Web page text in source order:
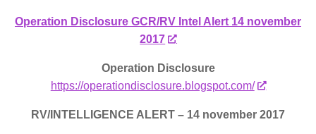
Operation Disclosure GCR/RV Intel Alert 14 november
2017
Operation Disclosure
https://operationdisclosure.blogspot.com/
RV/INTELLIGENCE ALERT – 14 november 2017